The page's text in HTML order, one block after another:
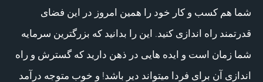
شما هم کسب و کار خود را همین امروز در این فضای
قدرتمند راه اندازی کنید. این را بدانید که بزرگترین سرمایه
شما زمان است و ایده هایی در ذهن دارید که گسترش و راه
اندازی آن برای فردا میتواند دیر باشد! و خوب متوجه درآمد